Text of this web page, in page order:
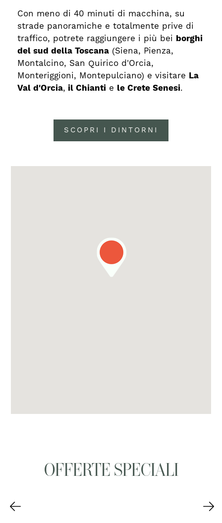
Con meno di 40 minuti di macchina, su
strade panoramiche e totalmente prive di
traffico, potrete raggiungere i più bei borghi
del sud della Toscana (Siena, Pienza,
Montalcino, San Quirico d'Orcia,
Monteriggioni, Montepulciano) e visitare La
Val d'Orcia, il Chianti e le Crete Senesi.
SCOPRI I DINTORNI
OFFERTE SPECIALI